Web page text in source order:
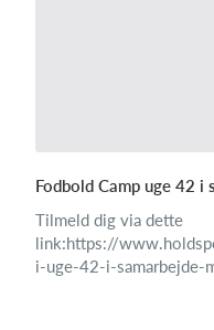
Fodbold Camp uge 42 i
Tilmeld dig via dette
link:https://
i-uge-42-i-samarbejde-